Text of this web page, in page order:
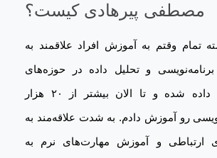
مصطفی پیرهادی کیست؟
تمام وقتم به آموزش افراد علاقمند به
و تحلیل داده در حوزه‌های
مختلف اختصاص داده شده و تا الان بیشتر از ۲۰ هزار
رو آموزش دادم. به شدت علاقه‌مند به
ارتباطی و آموزش مهارت‌های نرم به